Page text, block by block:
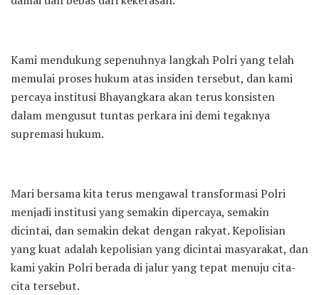
Kami mendukung sepenuhnya langkah Polri yang telah
memulai proses hukum atas insiden tersebut, dan kami
percaya institusi Bhayangkara akan terus konsisten
dalam mengusut tuntas perkara ini demi tegaknya
supremasi hukum.
Mari bersama kita terus mengawal transformasi Polri
menjadi institusi yang semakin dipercaya, semakin
dicintai, dan semakin dekat dengan rakyat. Kepolisian
yang kuat adalah kepolisian yang dicintai masyarakat, dan
kami yakin Polri berada di jalur yang tepat menuju cita-
cita tersebut.